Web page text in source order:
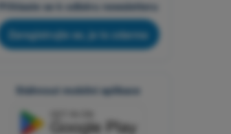
Přihlaste se k odběru newsletteru
Zaregistrujte se, je to zdarma
Stáhnout mobilní aplikace